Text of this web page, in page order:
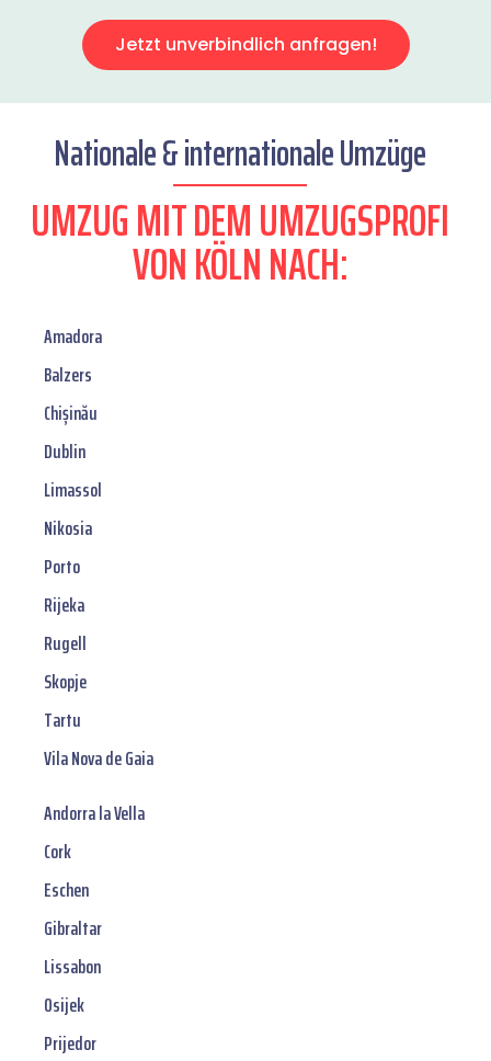
Jetzt unverbindlich anfragen!
Nationale & internationale Umzüge
UMZUG MIT DEM UMZUGSPROFI
VON KÖLN NACH:
Amadora
Balzers
Chișinău
Dublin
Limassol
Nikosia
Porto
Rijeka
Rugell
Skopje
Tartu
Vila Nova de Gaia
Andorra la Vella
Cork
Eschen
Gibraltar
Lissabon
Osijek
Prijedor